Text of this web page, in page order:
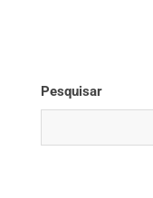
Pesquisar